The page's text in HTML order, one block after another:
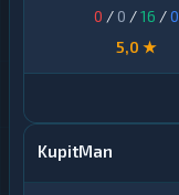
0 / 0 /16 /0
5,0 ★
KupitMan